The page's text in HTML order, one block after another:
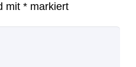
mit * markiert